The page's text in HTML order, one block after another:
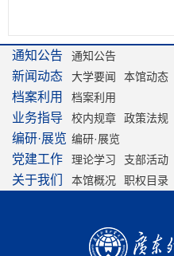
通知公告 通知公告
新闻动态 大学要闻 本馆动态
档案利用 档案利用
业务指导 校内规章 政策法规
编研·展览 编研·展览
党建工作 理论学习 支部活动
关于我们 本馆概况 职权目录